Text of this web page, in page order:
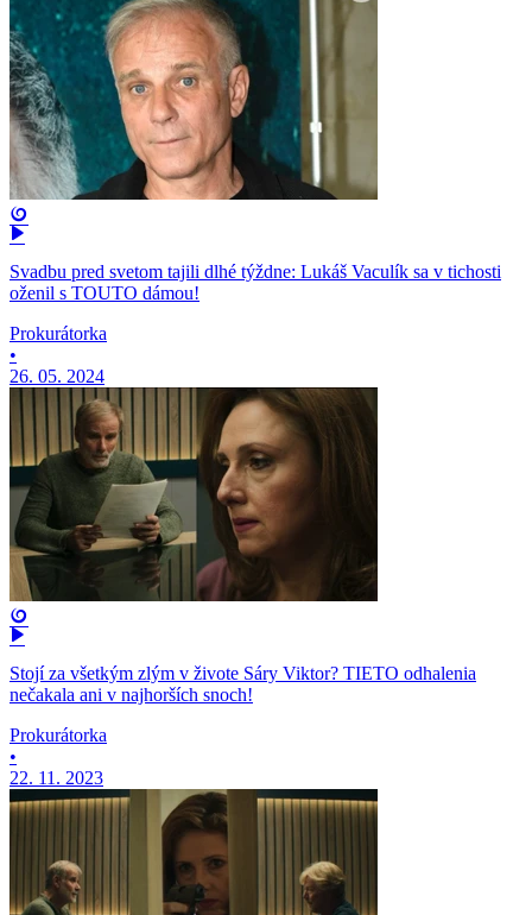
Svadbu pred svetom tajili dlhé týždne: Lukáš Vaculík sa v tichosti
oženil s TOUTO dámou!
Prokurátorka
•
26. 05. 2024
Stojí za všetkým zlým v živote Sáry Viktor? TIETO odhalenia
nečakala ani v najhorších snoch!
Prokurátorka
•
22. 11. 2023